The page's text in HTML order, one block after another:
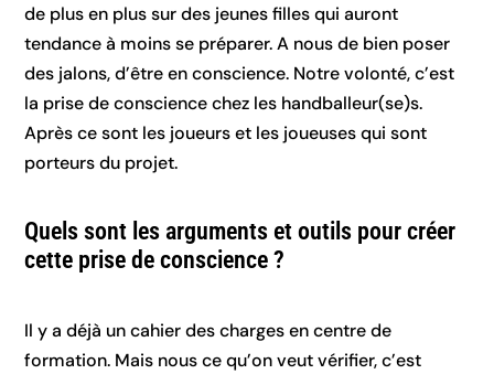
de plus en plus sur des jeunes filles qui auront
tendance à moins se préparer. A nous de bien poser
des jalons, d’être en conscience. Notre volonté, c’est
la prise de conscience chez les handballeur(se)s.
Après ce sont les joueurs et les joueuses qui sont
porteurs du projet.
Quels sont les arguments et outils pour créer
cette prise de conscience ?
Il y a déjà un cahier des charges en centre de
formation. Mais nous ce qu’on veut vérifier, c’est